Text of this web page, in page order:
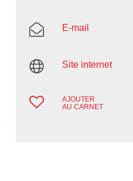
E-mail
Site internet
AJOUTER
AU CARNET